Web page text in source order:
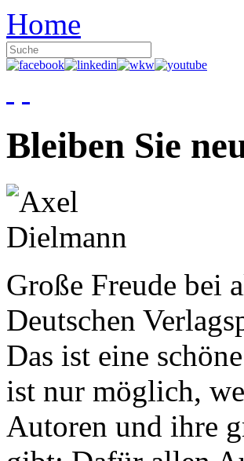
Home
Bleiben Sie
Große Freude bei
Deutschen
Das ist eine
ist nur möglich,
Autoren und ihre